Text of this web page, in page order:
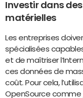
Investir dans
matérielles
Les entreprises
spécialisées
et de maîtriser
ces données de
coût. Pour cela,
OpenSource comme